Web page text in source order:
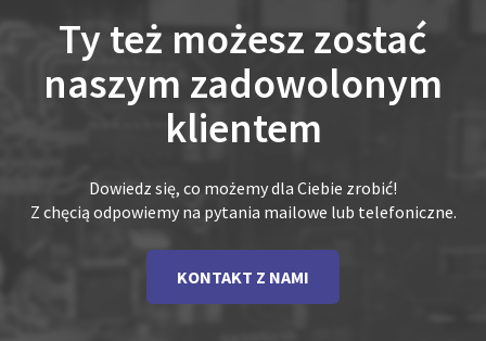
Ty też możesz zostać
naszym zadowolonym
klientem
Dowiedz się, co możemy dla Ciebie zrobić!
Z chęcią odpowiemy na pytania mailowe lub telefoniczne.
KONTAKT Z NAMI